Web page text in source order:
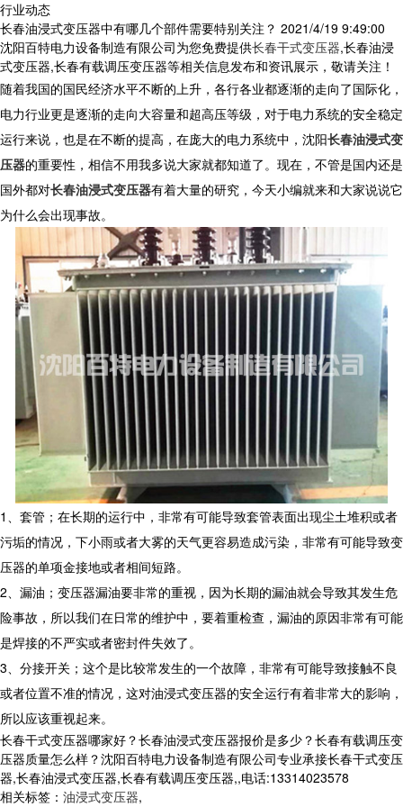
行业动态
长春油浸式变压器中有哪几个部件需要特别关注？ 2021/4/19 9:49:00
沈阳百特电力设备制造有限公司为您免费提供长春干式变压器,长春油浸
式变压器,长春有载调压变压器等相关信息发布和资讯展示，敬请关注！
随着我国的国民经济水平不断的上升，各行各业都逐渐的走向了国际化，
电力行业更是逐渐的走向大容量和超高压等级，对于电力系统的安全稳定
运行来说，也是在不断的提高，在庞大的电力系统中，沈阳长春油浸式变
压器的重要性，相信不用我多说大家就都知道了。现在，不管是国内还是
国外都对长春油浸式变压器有着大量的研究，今天小编就来和大家说说它
为什么会出现事故。
1、套管；在长期的运行中，非常有可能导致套管表面出现尘土堆积或者
污垢的情况，下小雨或者大雾的天气更容易造成污染，非常有可能导致变
压器的单项金接地或者相间短路。
2、漏油；变压器漏油要非常的重视，因为长期的漏油就会导致其发生危
险事故，所以我们在日常的维护中，要着重检查，漏油的原因非常有可能
是焊接的不严实或者密封件失效了。
3、分接开关；这个是比较常发生的一个故障，非常有可能导致接触不良
或者位置不准的情况，这对油浸式变压器的安全运行有着非常大的影响，
所以应该重视起来。
长春干式变压器哪家好？长春油浸式变压器报价是多少？长春有载调压变
压器质量怎么样？沈阳百特电力设备制造有限公司专业承接长春干式变压
器,长春油浸式变压器,长春有载调压变压器,,电话:13314023578
相关标签： 油浸式变压器,